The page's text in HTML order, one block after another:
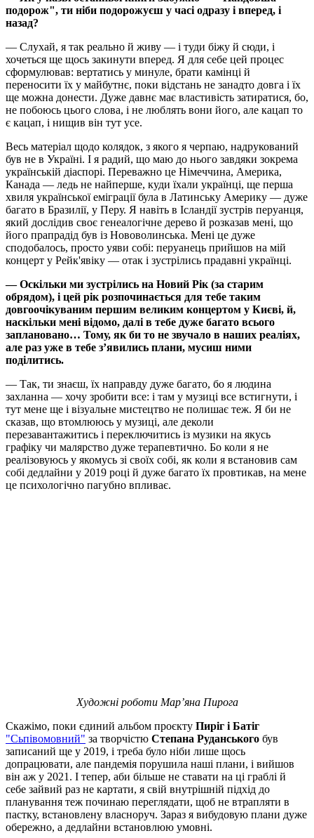
подорож", ти ніби подорожуєш у часі одразу і вперед, і
назад?
— Слухай, я так реально й живу — і туди біжу й сюди, і
хочеться ще щось закинути вперед. Я для себе цей процес
сформулював: вертатись у минуле, брати камінці й
переносити їх у майбутнє, поки відстань не занадто довга і їх
ще можна донести. Дуже давнє має властивість затиратися, бо,
не побоюсь цього слова, і не люблять вони його, але кацап то
є кацап, і нищив він тут усе.
Весь матеріал щодо колядок, з якого я черпаю, надрукований
був не в Україні. І я радий, що маю до нього завдяки зокрема
українській діаспорі. Переважно це Німеччина, Америка,
Канада — ледь не найперше, куди їхали українці, ще перша
хвиля української еміграції була в Латинську Америку — дуже
багато в Бразилії, у Перу. Я навіть в Ісландії зустрів перуанця,
який дослідив своє генеалогічне дерево й розказав мені, що
його прапрадід був із Нововолинська. Мені це дуже
сподобалось, просто уяви собі: перуанець прийшов на мій
концерт у Рейк'явіку — отак і зустрілись прадавні українці.
— Оскільки ми зустрілись на Новий Рік (за старим
обрядом), і цей рік розпочинається для тебе таким
довгоочікуваним першим великим концертом у Києві, й,
наскільки мені відомо, далі в тебе дуже багато всього
заплановано… Тому, як би то не звучало в наших реаліях,
але раз уже в тебе зʼявились плани, мусиш ними
поділитись.
— Так, ти знаєш, їх направду дуже багато, бо я людина
захланна — хочу зробити все: і там у музиці все встигнути, і
тут мене ще і візуальне мистецтво не полишає теж. Я би не
сказав, що втомлююсь у музиці, але деколи
перезавантажитись і переключитись із музики на якусь
графіку чи малярство дуже терапевтично. Бо коли я не
реалізовуюсь у якомусь зі своїх собі, як коли я встановив сам
собі дедлайни у 2019 році й дуже багато їх провтикав, на мене
це психологічно пагубно впливає.
Художні роботи Мар’яна Пирога
Скажімо, поки єдиний альбом проєкту Пиріг і Батіг
"Сьпівомовний" за творчістю Степана Руданського був
записаний ще у 2019, і треба було ніби лише щось
допрацювати, але пандемія порушила наші плани, і вийшов
він аж у 2021. І тепер, аби більше не ставати на ці граблі й
себе зайвий раз не картати, я свій внутрішній підхід до
планування теж починаю переглядати, щоб не втрапляти в
пастку, встановлену власноруч. Зараз я вибудовую плани дуже
обережно, а дедлайни встановлюю умовні.